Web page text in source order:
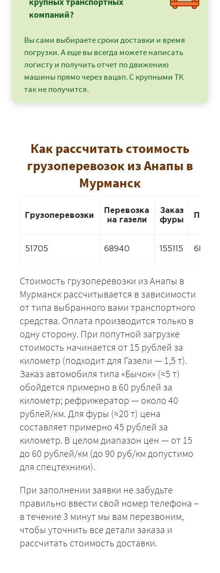
компаний?
Вы сами выбираете сроки доставки и время
погрузки. А еще вы всегда можете написать
логисту и получить отчет по движению
машины прямо через вацап. С крупными ТК
так не получится.
Как рассчитать стоимость
грузоперевозок из Анапы в
Мурманск
Грузоперевозки
Перевозка
на газели
Заказ
фуры
51705 68940 155115 68940
Стоимость грузоперевозки из Анапы в
Мурманск рассчитывается в зависимости
от типа выбранного вами транспортного
средства. Оплата производится только в
одну сторону. При попутной загрузке
стоимость начинается от 15 рублей за
километр (подходит для Газели — 1,5 т).
Заказ автомобиля типа «Бычок» (≈5 т)
обойдется примерно в 60 рублей за
километр; рефрижератор — около 40
рублей/км. Для фуры (≈20 т) цена
составляет примерно 45 рублей за
километр. В целом диапазон цен — от 15
до 60 рублей/км (до 90 руб/км допустимо
для спецтехники).
При заполнении заявки не забудьте
правильно ввести свой номер телефона –
в течение 3 минут мы вам перезвоним,
чтобы уточнить все детали заказа и
рассчитать стоимость доставки.